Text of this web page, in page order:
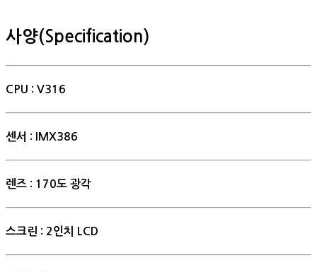
사양(Specification)
CPU : V316
센서 : IMX386
렌즈 : 170도 광각
스크린 : 2인치 LCD